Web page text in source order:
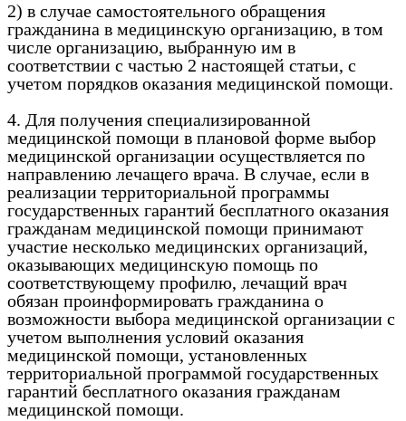
2) в случае самостоятельного обращения
гражданина в медицинскую организацию, в том
числе организацию, выбранную им в
соответствии с частью 2 настоящей статьи, с
учетом порядков оказания медицинской помощи.
4. Для получения специализированной
медицинской помощи в плановой форме выбор
медицинской организации осуществляется по
направлению лечащего врача. В случае, если в
реализации территориальной программы
государственных гарантий бесплатного оказания
гражданам медицинской помощи принимают
участие несколько медицинских организаций,
оказывающих медицинскую помощь по
соответствующему профилю, лечащий врач
обязан проинформировать гражданина о
возможности выбора медицинской организации с
учетом выполнения условий оказания
медицинской помощи, установленных
территориальной программой государственных
гарантий бесплатного оказания гражданам
медицинской помощи.